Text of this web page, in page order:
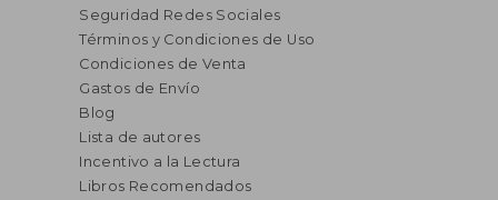
Seguridad Redes Sociales
Términos y Condiciones de Uso
Condiciones de Venta
Gastos de Envío
Blog
Lista de autores
Incentivo a la Lectura
Libros Recomendados